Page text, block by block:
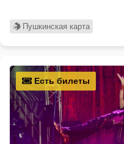
Пушкинская карта
Есть билеты